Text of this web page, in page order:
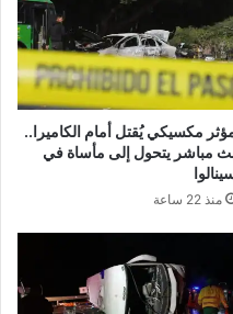
مكسيكي يُقتل أمام الكاميرا..
مباشر يتحول إلى مأساة في
منذ 22 ساعة